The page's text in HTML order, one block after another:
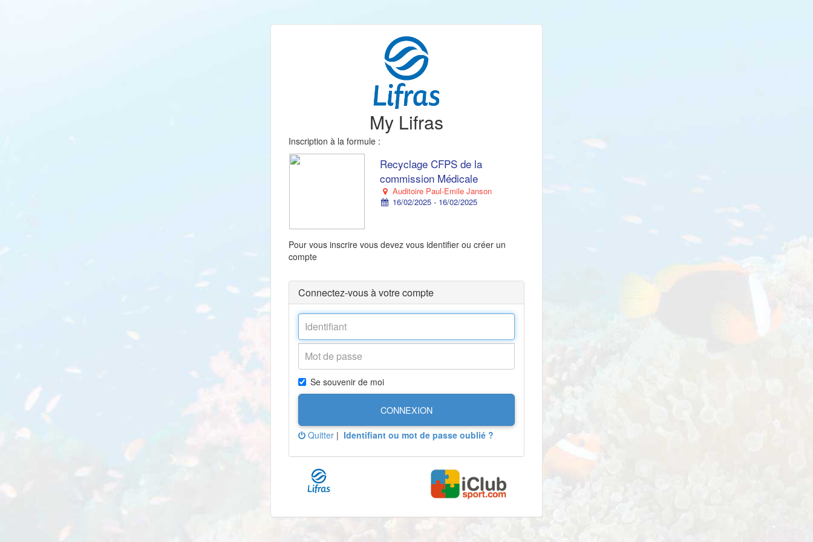
My Lifras
Inscription à la formule :
Recyclage CFPS de la
commission Médicale
Auditoire Paul-Emile Janson
16/02/2025 - 16/02/2025
Pour vous inscrire vous devez vous identifier ou créer un
compte
Connectez-vous à votre compte
Se souvenir de moi
CONNEXION
Quitter | Identifiant ou mot de passe oublié ?